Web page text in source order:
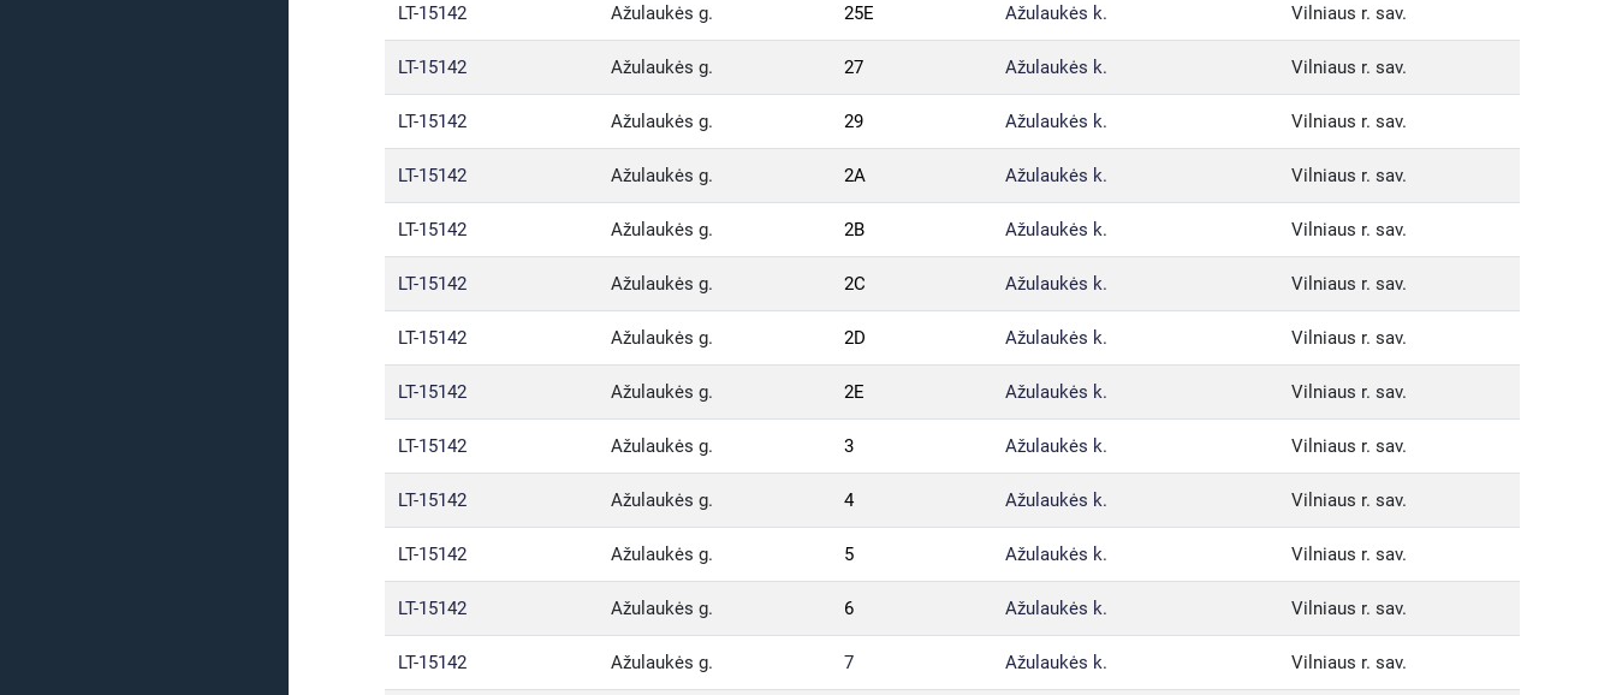
LT-15142 Ažulaukės g. 25E Ažulaukės k. Vilniaus r. sav.
LT-15142 Ažulaukės g. 27 Ažulaukės k. Vilniaus r. sav.
LT-15142 Ažulaukės g. 29 Ažulaukės k. Vilniaus r. sav.
LT-15142 Ažulaukės g. 2A Ažulaukės k. Vilniaus r. sav.
LT-15142 Ažulaukės g. 2B Ažulaukės k. Vilniaus r. sav.
LT-15142 Ažulaukės g. 2C Ažulaukės k. Vilniaus r. sav.
LT-15142 Ažulaukės g. 2D Ažulaukės k. Vilniaus r. sav.
LT-15142 Ažulaukės g. 2E Ažulaukės k. Vilniaus r. sav.
LT-15142 Ažulaukės g. 3 Ažulaukės k. Vilniaus r. sav.
LT-15142 Ažulaukės g. 4 Ažulaukės k. Vilniaus r. sav.
LT-15142 Ažulaukės g. 5 Ažulaukės k. Vilniaus r. sav.
LT-15142 Ažulaukės g. 6 Ažulaukės k. Vilniaus r. sav.
LT-15142 Ažulaukės g. 7 Ažulaukės k. Vilniaus r. sav.